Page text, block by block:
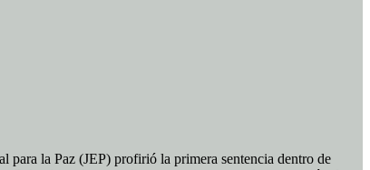
para la Paz (JEP) profirió la primera sentencia dentro de